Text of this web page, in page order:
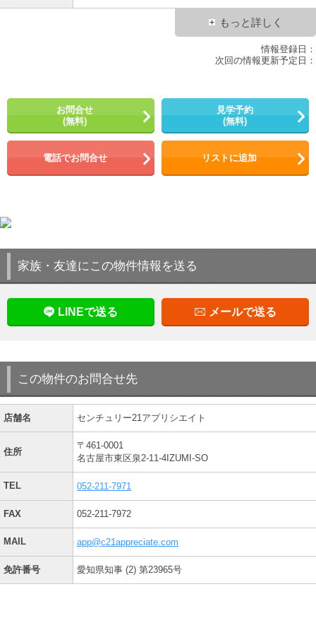
もっと詳しく
情報登録日：
次回の情報更新予定日：
お問合せ
(無料)
見学予約
(無料)
電話でお問合せ リストに追加
家族・友達にこの物件情報を送る
LINEで送る メールで送る
この物件のお問合せ先
店舗名 センチュリー21アプリシエイト
住所
〒461-0001
名古屋市東区泉2-11-4IZUMI-SO
TEL 052-211-7971
FAX 052-211-7972
MAIL app@c21appreciate.com
免許番号 愛知県知事 (2) 第23965号